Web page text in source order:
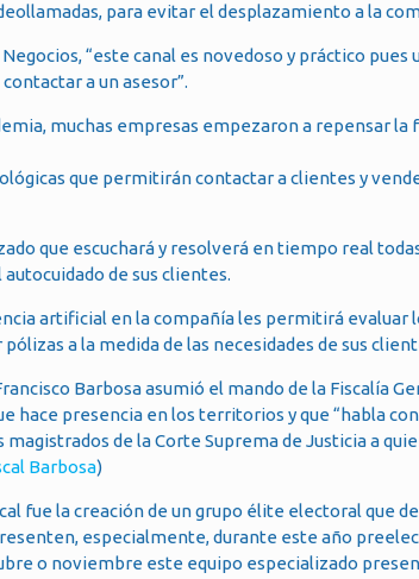
para evitar el desplazamiento a la
“este canal es novedoso y práctico pues
a un asesor”.
muchas empresas empezaron a repensar
que permitirán contactar a clientes y
que escuchará y resolverá en tiempo real
de sus clientes.
artificial en la compañía les permitirá evaluar
a la medida de las necesidades de sus
Barbosa asumió el mando de la Fiscalía
hace presencia en los territorios y que “habla
de la Corte Suprema de Justicia a
Barbosa)
fue la creación de un grupo élite electoral que
especialmente, durante este año
o noviembre este equipo especializado